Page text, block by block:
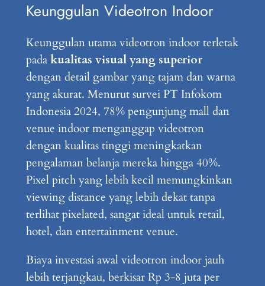
Keunggulan Videotron Indoor
Keunggulan utama videotron indoor terletak
padakualitas visual yang superior
dengan detail gambar yang tajam dan warna
yang akurat. Menurut survei PT Infokom
Indonesia 2024, 78% pengunjung mall dan
venue indoor menganggap videotron
dengan kualitas tinggi meningkatkan
pengalaman belanja mereka hingga 40%.
Pixel pitch yang lebih kecil memungkinkan
viewing distance yang lebih dekat tanpa
terlihat pixelated, sangat ideal untuk retail,
hotel, dan entertainment venue.
Biaya investasi awal videotron indoor jauh
lebih terjangkau, berkisar Rp 3-8 juta per